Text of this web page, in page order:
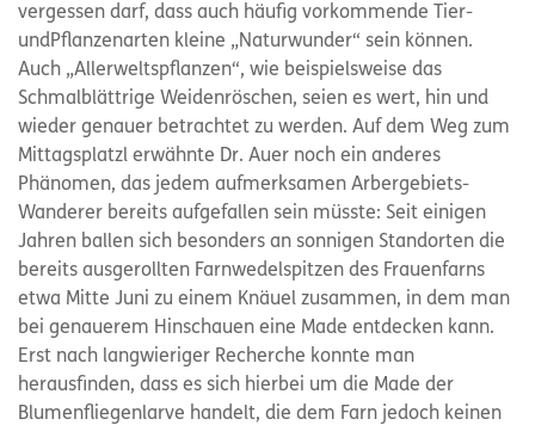
vergessen darf, dass auch häufig vorkommende Tier-
undPflanzenarten kleine „Naturwunder“ sein können.
Auch „Allerweltspflanzen“, wie beispielsweise das
Schmalblättrige Weidenröschen, seien es wert, hin und
wieder genauer betrachtet zu werden. Auf dem Weg zum
Mittagsplatzl erwähnte Dr. Auer noch ein anderes
Phänomen, das jedem aufmerksamen Arbergebiets-
Wanderer bereits aufgefallen sein müsste: Seit einigen
Jahren ballen sich besonders an sonnigen Standorten die
bereits ausgerollten Farnwedelspitzen des Frauenfarns
etwa Mitte Juni zu einem Knäuel zusammen, in dem man
bei genauerem Hinschauen eine Made entdecken kann.
Erst nach langwieriger Recherche konnte man
herausfinden, dass es sich hierbei um die Made der
Blumenfliegenlarve handelt, die dem Farn jedoch keinen